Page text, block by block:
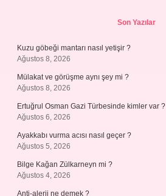
Son Yazılar
Kuzu göbeği mantarı nasıl yetişir ?
Ağustos 8, 2026
Mülakat ve görüşme aynı şey mi ?
Ağustos 8, 2026
Ertuğrul Osman Gazi Türbesinde kimler var ?
Ağustos 6, 2026
Ayakkabı vurma acısı nasıl geçer ?
Ağustos 5, 2026
Bilge Kağan Zülkarneyn mi ?
Ağustos 4, 2026
Anti-alerji ne demek ?